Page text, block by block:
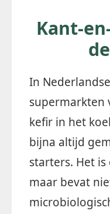
Kant-
In
supermarkten
kefir in het
bijna altijd
starters. Het
maar bevat